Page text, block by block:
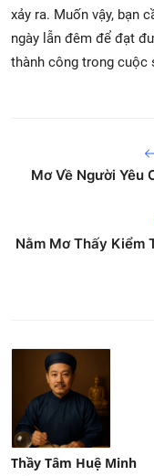
xảy ra. Muốn vậy, bạn
ngày lẫn đêm để đạt
thành công trong cuộc
Mơ Về Người Yêu
Nằm Mơ Thấy Kiểm
Thầy Tâm Huệ Minh